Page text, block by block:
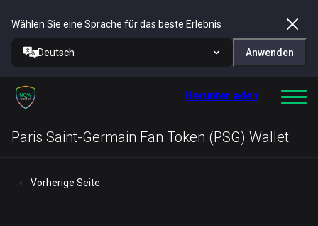
Wählen Sie eine Sprache für das beste Erlebnis
Deutsch Anwenden
Herunterladen
Paris Saint-Germain Fan Token (PSG) Wallet
Vorherige Seite